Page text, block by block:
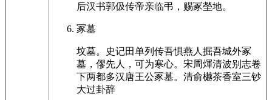
后汉书郭伋传帝亲临弔，赐冢塋地。
冢墓
坟墓。史记田单列传吾惧燕人掘吾城外冢
墓，僇先人，可为寒心。宋周煇清波别志卷
下两都多汉唐王公冢墓。清俞樾茶香室三钞
大过卦辞